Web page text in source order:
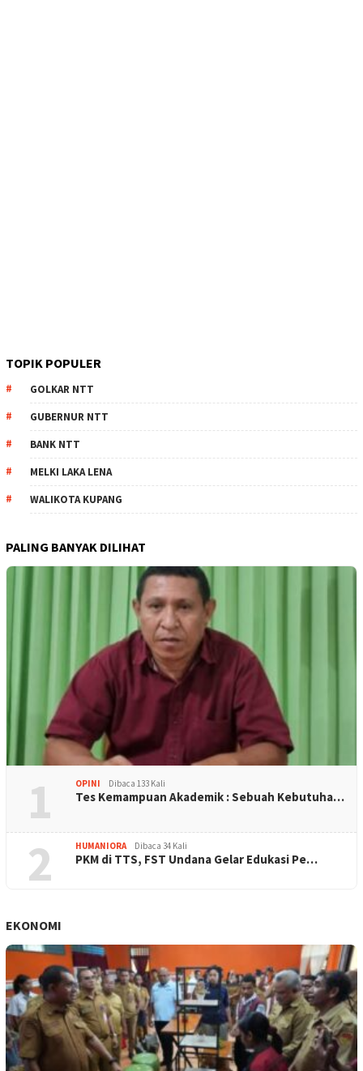
TOPIK POPULER
GOLKAR NTT
GUBERNUR NTT
BANK NTT
MELKI LAKA LENA
WALIKOTA KUPANG
PALING BANYAK DILIHAT
1 OPINI Dibaca 133 Kali
Tes Kemampuan Akademik : Sebuah Kebutuha…
2 HUMANIORA Dibaca 34 Kali
PKM di TTS, FST Undana Gelar Edukasi Pe…
EKONOMI